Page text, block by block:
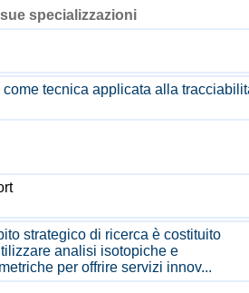
specializzazioni
come tecnica applicata alla
strategico di ricerca è costituito
analisi isotopiche e
per offrire servizi innov...